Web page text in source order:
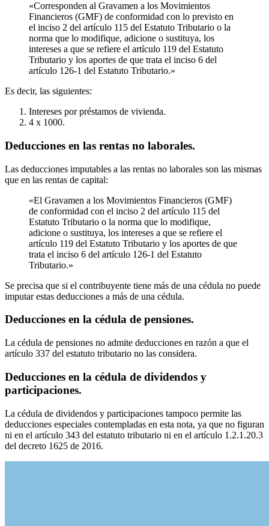
«Corresponden al Gravamen a los Movimientos
Financieros (GMF) de conformidad con lo previsto en
el inciso 2 del artículo 115 del Estatuto Tributario o la
norma que lo modifique, adicione o sustituya, los
intereses a que se refiere el artículo 119 del Estatuto
Tributario y los aportes de que trata el inciso 6 del
artículo 126-1 del Estatuto Tributario.»
Es decir, las siguientes:
Intereses por préstamos de vivienda.
4 x 1000.
Deducciones en las rentas no laborales.
Las deducciones imputables a las rentas no laborales son las mismas
que en las rentas de capital:
«El Gravamen a los Movimientos Financieros (GMF)
de conformidad con el inciso 2 del artículo 115 del
Estatuto Tributario o la norma que lo modifique,
adicione o sustituya, los intereses a que se refiere el
artículo 119 del Estatuto Tributario y los aportes de que
trata el inciso 6 del artículo 126-1 del Estatuto
Tributario.»
Se precisa que si el contribuyente tiene más de una cédula no puede
imputar estas deducciones a más de una cédula.
Deducciones en la cédula de pensiones.
La cédula de pensiones no admite deducciones en razón a que el
artículo 337 del estatuto tributario no las considera.
Deducciones en la cédula de dividendos y
participaciones.
La cédula de dividendos y participaciones tampoco permite las
deducciones especiales contempladas en esta nota, ya que no figuran
ni en el artículo 343 del estatuto tributario ni en el artículo 1.2.1.20.3
del decreto 1625 de 2016.